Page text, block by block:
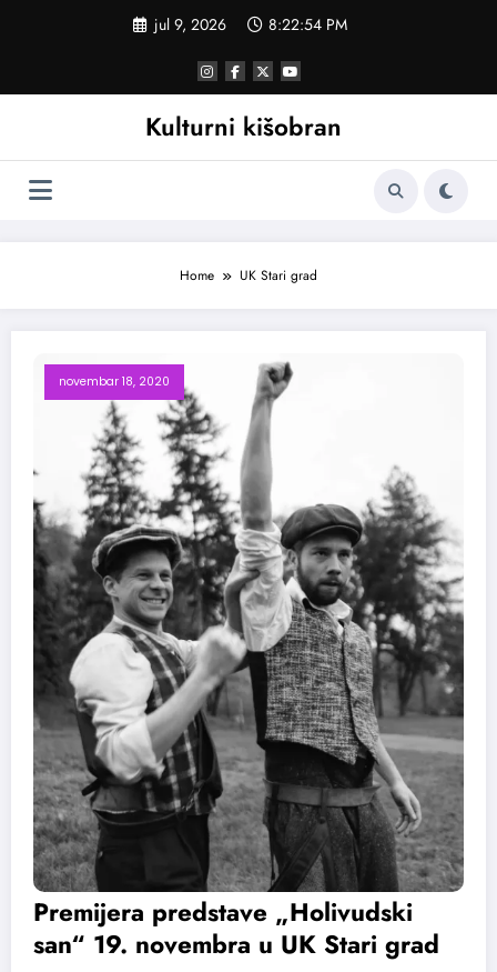
jul 9, 2026 8:22:54 PM
Kulturni kišobran
Home UK Stari grad
novembar 18, 2020
Premijera predstave „Holivudski
san“ 19. novembra u UK Stari grad